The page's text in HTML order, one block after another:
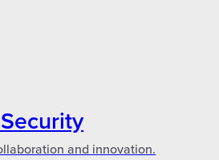
and innovation.